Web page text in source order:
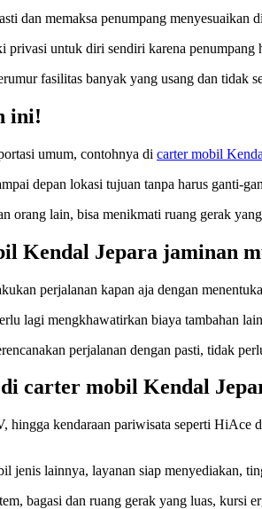
dan memaksa penumpang menyesuaikan
untuk diri sendiri karena penumpang
fasilitas banyak yang usang dan tidak
ini!
umum, contohnya di carter mobil
depan lokasi tujuan tanpa harus ganti-
orang lain, bisa menikmati ruang gerak
Kendal Jepara jaminan
perjalanan kapan aja dengan
lagi mengkhawatirkan biaya tambahan
perjalanan dengan pasti, tidak
carter mobil Kendal
kendaraan pariwisata seperti
lainnya, layanan siap menyediakan,
bagasi dan ruang gerak yang luas, kursi